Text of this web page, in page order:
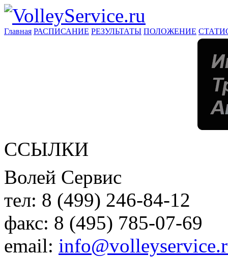
Главная РАСПИСАНИЕ РЕЗУЛЬТАТЫ ПОЛОЖЕНИЕ
ССЫЛКИ
Волей Сервис
тел: 8 (499) 246-84-12
факс: 8 (495) 785-07-69
email: